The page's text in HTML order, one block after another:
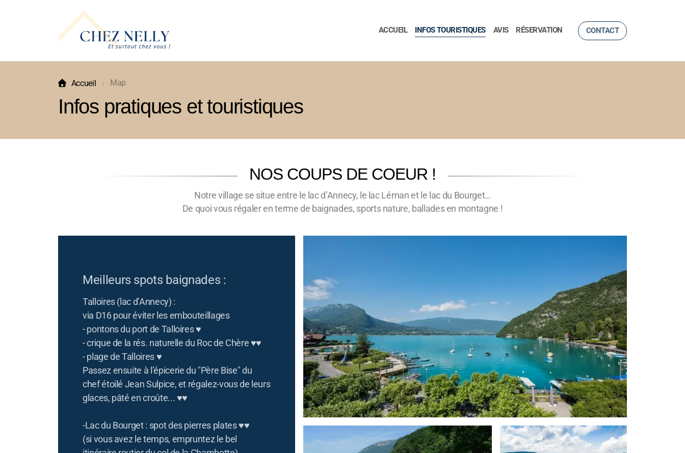
ACCUEIL INFOS TOURISTIQUES AVIS RÉSERVATION CONTACT
Accueil Map
Infos pratiques et touristiques
NOS COUPS DE COEUR !
Notre village se situe entre le lac d’Annecy, le lac Léman et le lac du Bourget…
De quoi vous régaler en terme de baignades, sports nature, ballades en montagne !
Meilleurs spots baignades :
Talloires (lac d’Annecy) :
via D16 pour éviter les embouteillages
- pontons du port de Talloires ♥
- crique de la rés. naturelle du Roc de Chère ♥♥
- plage de Talloires ♥
Passez ensuite à l’épicerie du "Père Bise" du
chef étoilé Jean Sulpice, et régalez-vous de leurs
glaces, pâté en croûte... ♥♥
-Lac du Bourget : spot des pierres plates ♥♥
(si vous avez le temps, empruntez le bel